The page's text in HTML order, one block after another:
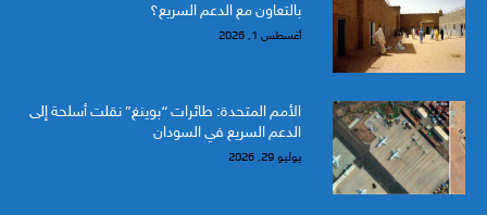
بالتعاون مع الدعم السريع؟
أغسطس 1, 2026
الأمم المتحدة: طائرات “بوينغ” نقلت أسلحة إلى
الدعم السريع في السودان
يوليو 29, 2026